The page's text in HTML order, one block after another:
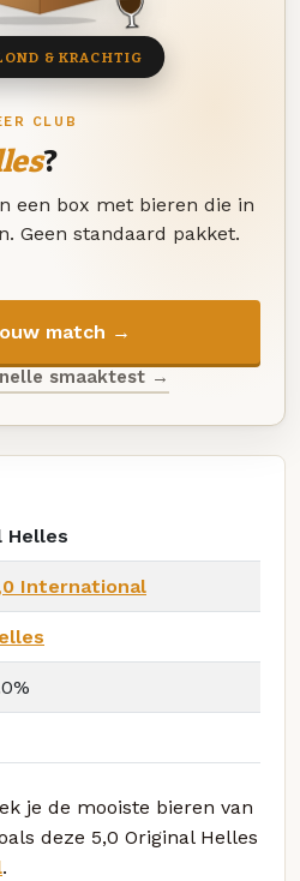
CLUB
?
een box met bieren die in
Geen standaard pakket.
match →
smaaktest →
& KRACHTIG
Helles
International
je de mooiste bieren van
deze 5,0 Original Helles
.